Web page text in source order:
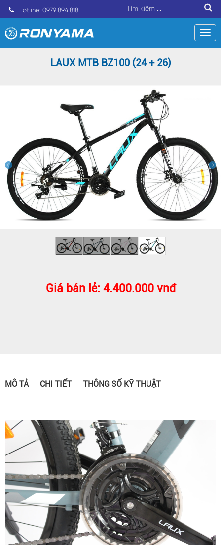
Hotline: 0979 894 818
LAUX MTB BZ100 (24 + 26)
Giá bán lẻ: 4.400.000 vnđ
MÔ TẢ CHI TIẾT THÔNG SỐ KỸ THUẬT